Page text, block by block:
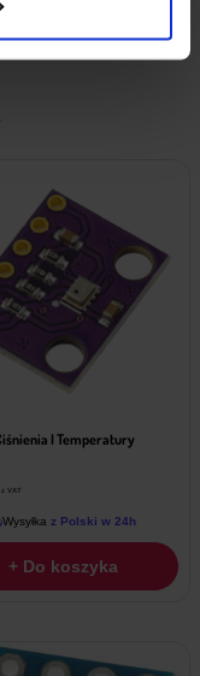
I Temperatury
z VAT
Wysyłka z Polski w 24h
+ Do koszyka